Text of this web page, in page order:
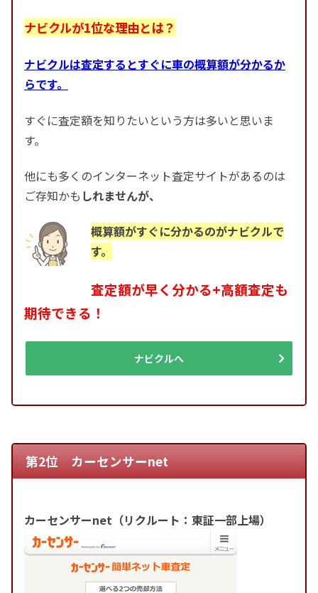
ナビクルが1位な理由とは？
ナビクルは査定するとすぐに車の概算額が分かるか
らです。
すぐに査定額を知りたいという方は多いと思いま
す。
他にも多くのインターネット査定サイトがあるのは
ご存知かも しれませんが、
概算額がすぐに分かるのがナビクルで
す。
査定額が早く分かる+高額査定も
期待できる！
ナビクルへ
第2位 カーセンサーnet
カーセンサーnet（リクルート：東証一部上場）